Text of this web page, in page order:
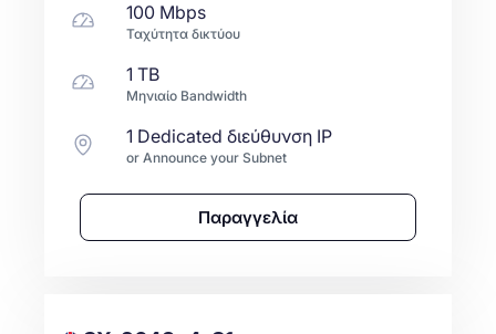
100 Mbps
Ταχύτητα δικτύου
1 TB
Μηνιαίο Bandwidth
1 Dedicated διεύθυνση IP
or Announce your Subnet
Παραγγελία